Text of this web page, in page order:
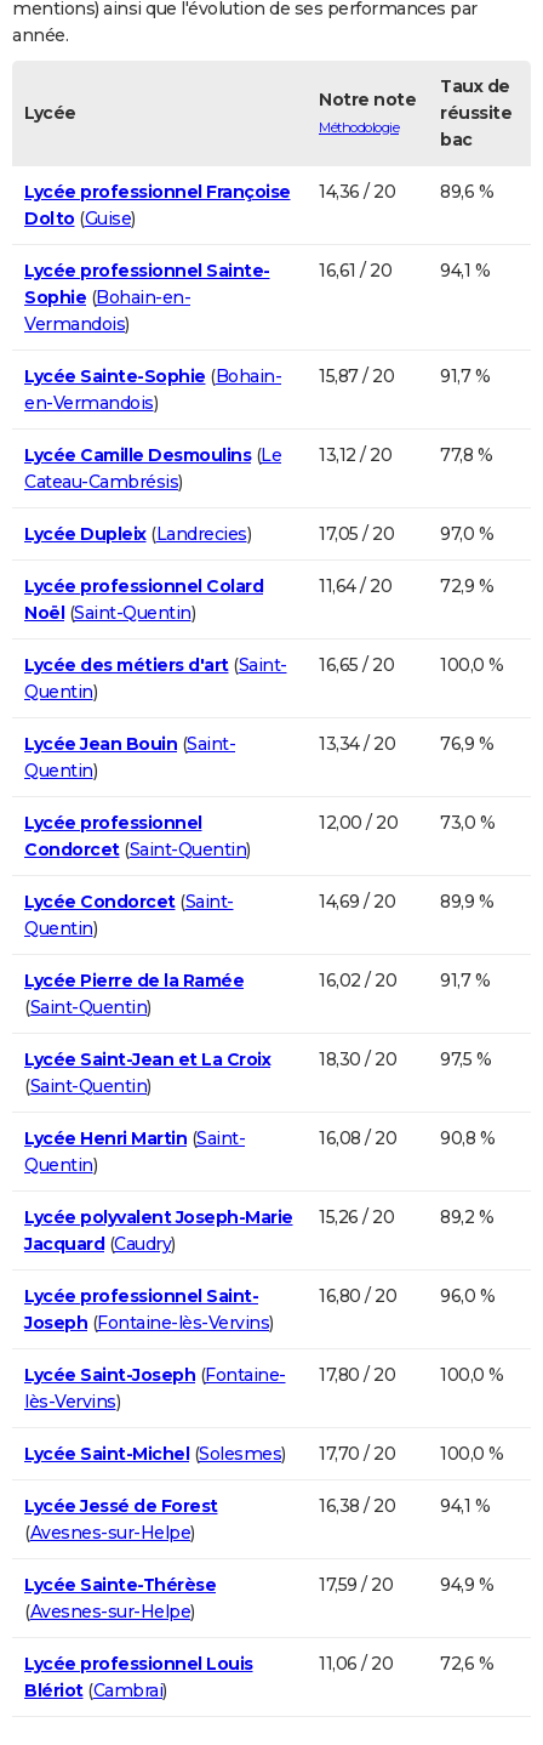
Bricolage
Lifestyle
Culture
Sport
Auto
Television
Voyage
Cinema
mentions) ainsi que l'évolution de ses performances par
année.
Lycée
Notre note
Méthodologie
Taux de
réussite
bac
Lycée professionnel Françoise
Dolto (Guise)
14,36 / 20 89,6 %
Lycée professionnel Sainte-
Sophie (Bohain-en-
Vermandois)
16,61 / 20 94,1 %
Lycée Sainte-Sophie (Bohain-
en-Vermandois)
15,87 / 20 91,7 %
Lycée Camille Desmoulins(Le
Cateau-Cambrésis)
13,12 / 20 77,8 %
Lycée Dupleix(Landrecies) 17,05 / 20 97,0 %
Lycée professionnel Colard
Noël(Saint-Quentin)
11,64 / 20 72,9 %
Lycée des métiers d'art(Saint-
Quentin)
16,65 / 20 100,0 %
Lycée Jean Bouin (Saint-
Quentin)
13,34 / 20 76,9 %
Lycée professionnel
Condorcet(Saint-Quentin)
12,00 / 20 73,0 %
Lycée Condorcet(Saint-
Quentin)
14,69 / 20 89,9 %
Lycée Pierre de la Ramée
(Saint-Quentin)
16,02 / 20 91,7 %
Lycée Saint-Jean et La Croix
(Saint-Quentin)
18,30 / 20 97,5 %
Lycée Henri Martin (Saint-
Quentin)
16,08 / 20 90,8 %
Lycée polyvalent Joseph-Marie
Jacquard(Caudry)
15,26 / 20 89,2 %
Lycée professionnel Saint-
Joseph (Fontaine-lès-Vervins)
16,80 / 20 96,0 %
Lycée Saint-Joseph (Fontaine-
lès-Vervins)
17,80 / 20 100,0 %
Lycée Saint-Michel(Solesmes) 17,70 / 20 100,0 %
Lycée Jessé de Forest
(Avesnes-sur-Helpe)
16,38 / 20 94,1 %
Lycée Sainte-Thérèse
(Avesnes-sur-Helpe)
17,59 / 20 94,9 %
Lycée professionnel Louis
Blériot(Cambrai)
11,06 / 20 72,6 %